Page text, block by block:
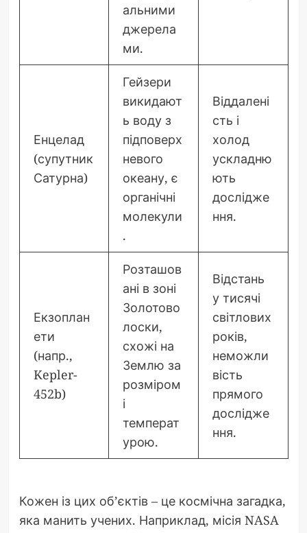
альними
джерела
ми.
Енцелад
(супутник
Сатурна)
Гейзери
викидают
ь воду з
підповерх
невого
океану, є
органічні
молекули
.
Віддалені
сть і
холод
ускладню
ють
дослідже
ння.
Екзоплан
ети
(напр.,
Kepler-
452b)
Розташов
ані в зоні
Золотово
лоски,
схожі на
Землю за
розміром
і
температ
урою.
Відстань
у тисячі
світлових
років,
неможли
вість
прямого
дослідже
ння.
Кожен із цих об’єктів – це космічна загадка,
яка манить учених. Наприклад, місія NASA